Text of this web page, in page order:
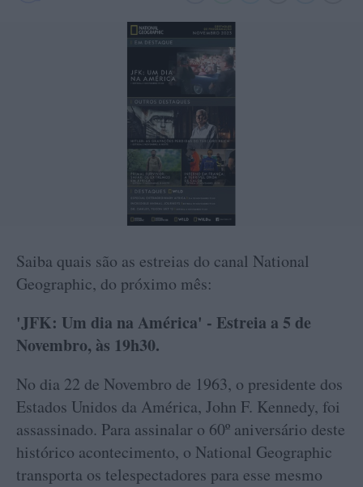
Saiba quais são as estreias do canal National
Geographic, do próximo mês:
'JFK: Um dia na América' - Estreia a 5 de
Novembro, às 19h30.
No dia 22 de Novembro de 1963, o presidente dos
Estados Unidos da América, John F. Kennedy, foi
assassinado. Para assinalar o 60º aniversário deste
histórico acontecimento, o National Geographic
transporta os telespectadores para esse mesmo